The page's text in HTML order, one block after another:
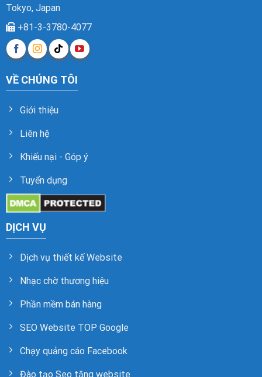
Tokyo, Japan
+81-3-3780-4077
VỀ CHÚNG TÔI
Giới thiệu
Liên hệ
Khiếu nại - Góp ý
Tuyển dụng
DỊCH VỤ
Dịch vụ thiết kế Website
Nhạc chờ thương hiệu
Phần mềm bán hàng
SEO Website TOP Google
Chạy quảng cáo Facebook
Đào tạo Seo tặng website